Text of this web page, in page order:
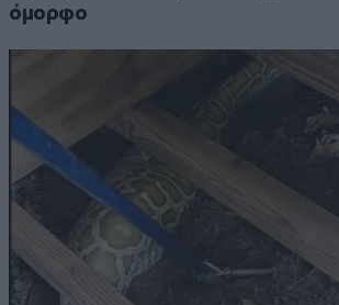
όμορφο